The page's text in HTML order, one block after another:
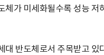
체가 미세화될수록 성능
대 반도체로서 주목받고 있